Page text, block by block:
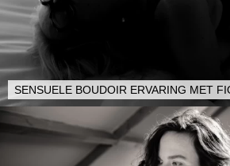
SENSUELE BOUDOIR ERVARING MET